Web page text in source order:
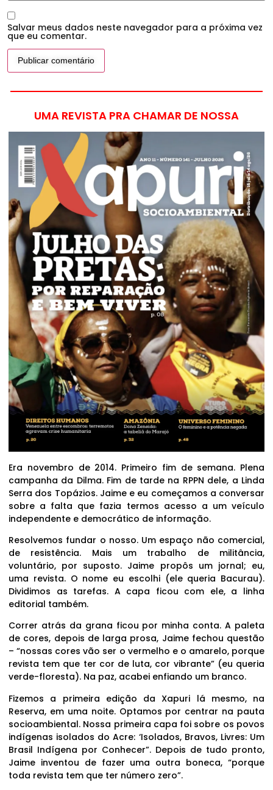
Salvar meus dados neste navegador para a próxima vez
que eu comentar.
UMA REVISTA PRA CHAMAR DE NOSSA
Era novembro de 2014. Primeiro fim de semana. Plena
campanha da Dilma. Fim de tarde na RPPN dele, a Linda
Serra dos Topázios. Jaime e eu começamos a conversar
sobre a falta que fazia termos acesso a um veículo
independente e democrático de informação.
Resolvemos fundar o nosso. Um espaço não comercial,
de resistência. Mais um trabalho de militância,
voluntário, por suposto. Jaime propôs um jornal; eu,
uma revista. O nome eu escolhi (ele queria Bacurau).
Dividimos as tarefas. A capa ficou com ele, a linha
editorial também.
Correr atrás da grana ficou por minha conta. A paleta
de cores, depois de larga prosa, Jaime fechou questão
– “nossas cores vão ser o vermelho e o amarelo, porque
revista tem que ter cor de luta, cor vibrante” (eu queria
verde-floresta). Na paz, acabei enfiando um branco.
Fizemos a primeira edição da Xapuri lá mesmo, na
Reserva, em uma noite. Optamos por centrar na pauta
socioambiental. Nossa primeira capa foi sobre os povos
indígenas isolados do Acre: ‘Isolados, Bravos, Livres: Um
Brasil Indígena por Conhecer”. Depois de tudo pronto,
Jaime inventou de fazer uma outra boneca, “porque
toda revista tem que ter número zero”.